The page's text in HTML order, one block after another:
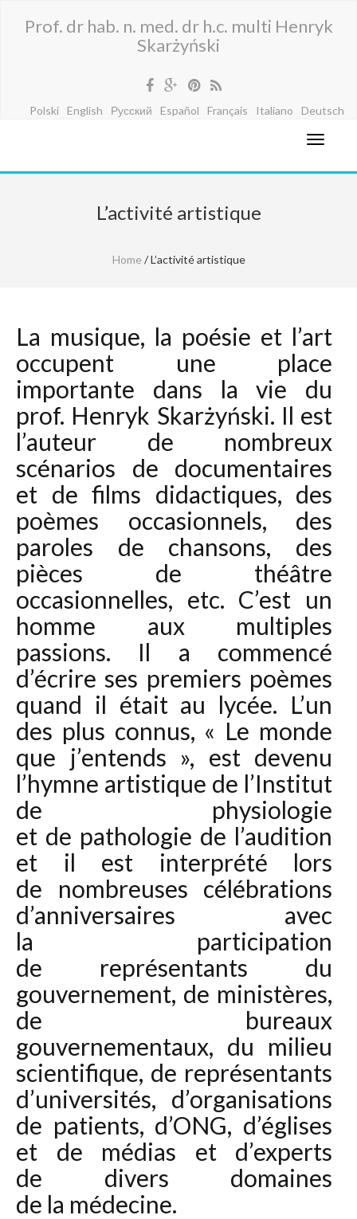
Prof. dr hab. n. med. dr h.c. multi Henryk
Skarżyński
Polski English Русский Español Français Italiano Deutsch
L’activité artistique
Home / L’activité artistique
La musique, la poésie et l’art
occupent une place
importante dans la vie du
prof. Henryk Skarżyński. Il est
l’auteur de nombreux
scénarios de documentaires
et de films didactiques, des
poèmes occasionnels, des
paroles de chansons, des
pièces de théâtre
occasionnelles, etc. C’est un
homme aux multiples
passions. Il a commencé
d’écrire ses premiers poèmes
quand il était au lycée. L’un
des plus connus, « Le monde
que j’entends », est devenu
l’hymne artistique de l’Institut
de physiologie
et de pathologie de l’audition
et il est interprété lors
de nombreuses célébrations
d’anniversaires avec
la participation
de représentants du
gouvernement, de ministères,
de bureaux
gouvernementaux, du milieu
scientifique, de représentants
d’universités, d’organisations
de patients, d’ONG, d’églises
et de médias et d’experts
de divers domaines
de la médecine.